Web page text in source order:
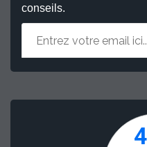
conseils.